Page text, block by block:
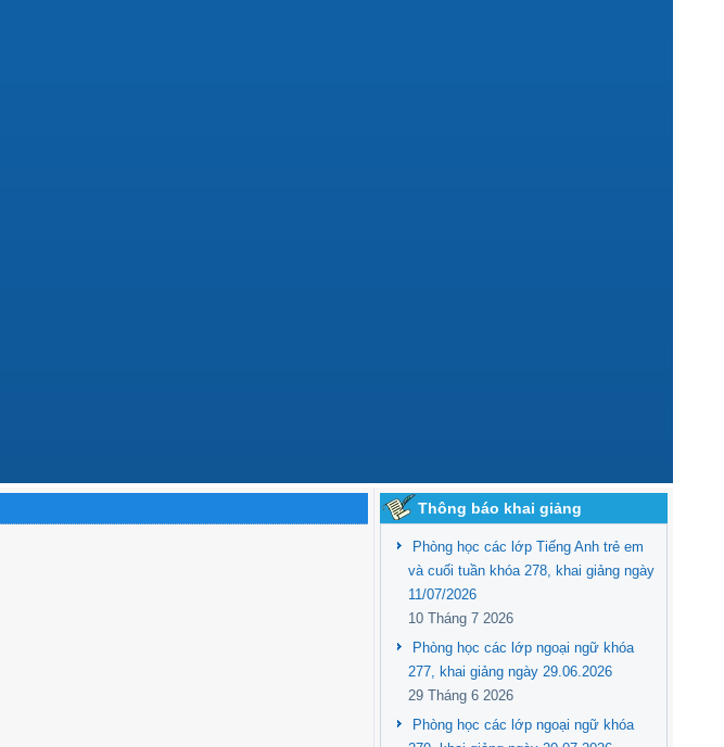
Thông báo khai giảng
Phòng học các lớp Tiếng Anh trẻ em
và cuối tuần khóa 278, khai giảng ngày
11/07/2026
10 Tháng 7 2026
Phòng học các lớp ngoại ngữ khóa
277, khai giảng ngày 29.06.2026
29 Tháng 6 2026
Phòng học các lớp ngoại ngữ khóa